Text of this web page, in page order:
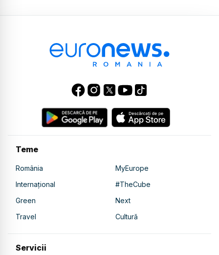
Teme
România
MyEurope
Internațional
#TheCube
Green
Next
Travel
Cultură
Servicii